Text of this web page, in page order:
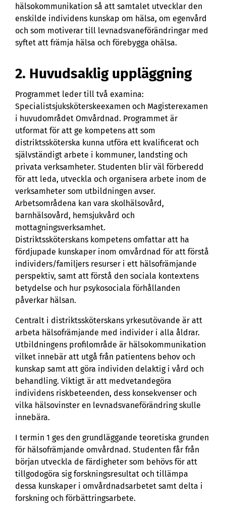
hälsokommunikation så att samtalet utvecklar den
enskilde individens kunskap om hälsa, om egenvård
och som motiverar till levnadsvaneförändringar med
syftet att främja hälsa och förebygga ohälsa.
2. Huvudsaklig uppläggning
Programmet leder till två examina:
Specialistsjuksköterskeexamen och Magisterexamen
i huvudområdet Omvårdnad. Programmet är
utformat för att ge kompetens att som
distriktssköterska kunna utföra ett kvalificerat och
självständigt arbete i kommuner, landsting och
privata verksamheter. Studenten blir väl förberedd
för att leda, utveckla och organisera arbete inom de
verksamheter som utbildningen avser.
Arbetsområdena kan vara skolhälsovård,
barnhälsovård, hemsjukvård och
mottagningsverksamhet.
Distriktssköterskans kompetens omfattar att ha
fördjupade kunskaper inom omvårdnad för att förstå
individers/familjers resurser i ett hälsofrämjande
perspektiv, samt att förstå den sociala kontextens
betydelse och hur psykosociala förhållanden
påverkar hälsan.
Centralt i distriktssköterskans yrkesutövande är att
arbeta hälsofrämjande med individer i alla åldrar.
Utbildningens profilområde är hälsokommunikation
vilket innebär att utgå från patientens behov och
kunskap samt att göra individen delaktig i vård och
behandling. Viktigt är att medvetandegöra
individens riskbeteenden, dess konsekvenser och
vilka hälsovinster en levnadsvaneförändring skulle
innebära.
I termin 1 ges den grundläggande teoretiska grunden
för hälsofrämjande omvårdnad. Studenten får från
början utveckla de färdigheter som behövs för att
tillgodogöra sig forskningsresultat och tillämpa
dessa kunskaper i omvårdnadsarbetet samt delta i
forskning och förbättringsarbete.